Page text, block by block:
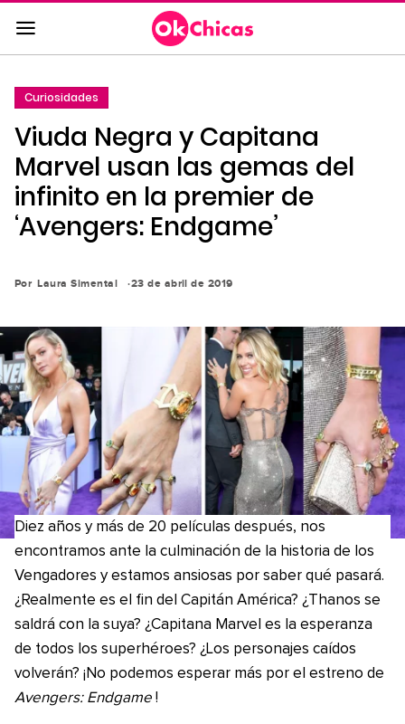
Saltar
al
contenido
a
la
navegación
principal
Curiosidades
Viuda Negra y Capitana
Marvel usan las gemas del
infinito en la premier de
‘Avengers: Endgame’
Por Laura Simental 23 de abril de 2019
Diez años y más de 20 películas después, nos
encontramos ante la culminación de la historia de los
Vengadores y estamos ansiosas por saber qué pasará.
¿Realmente es el fin del Capitán América? ¿Thanos se
saldrá con la suya? ¿Capitana Marvel es la esperanza
de todos los superhéroes? ¿Los personajes caídos
volverán? ¡No podemos esperar más por el estreno de
Avengers: Endgame !